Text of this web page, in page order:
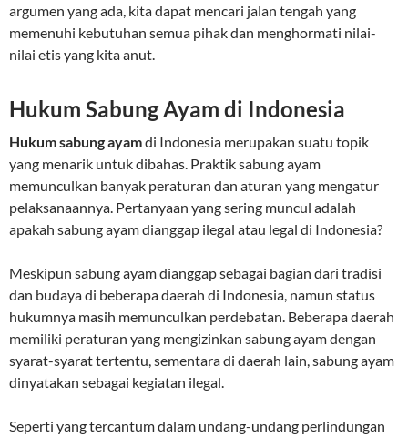
argumen yang ada, kita dapat mencari jalan tengah yang
memenuhi kebutuhan semua pihak dan menghormati nilai-
nilai etis yang kita anut.
Hukum Sabung Ayam di Indonesia
Hukum sabung ayamdi Indonesia merupakan suatu topik
yang menarik untuk dibahas. Praktik sabung ayam
memunculkan banyak peraturan dan aturan yang mengatur
pelaksanaannya. Pertanyaan yang sering muncul adalah
apakah sabung ayam dianggap ilegal atau legal di Indonesia?
Meskipun sabung ayam dianggap sebagai bagian dari tradisi
dan budaya di beberapa daerah di Indonesia, namun status
hukumnya masih memunculkan perdebatan. Beberapa daerah
memiliki peraturan yang mengizinkan sabung ayam dengan
syarat-syarat tertentu, sementara di daerah lain, sabung ayam
dinyatakan sebagai kegiatan ilegal.
Seperti yang tercantum dalam undang-undang perlindungan